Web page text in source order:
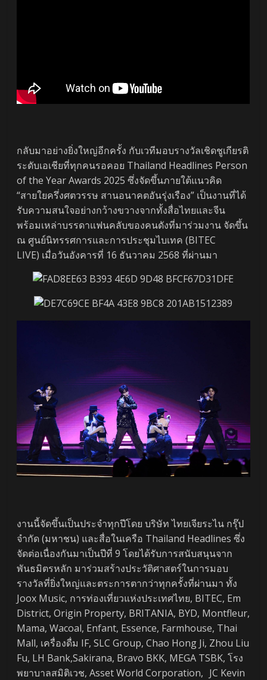
กลับมาอย่างยิ่งใหญ่อีกครั้ง กับเวทีมอบรางวัลเชิดชูเกียรติ
ระดับเอเชียที่ทุกคนรอคอย Thailand Headlines Person
of the Year Awards 2025 ซึ่งจัดขึ้นภายใต้แนวคิด
“สายใยครึ่งศตวรรษ สานอนาคตอันรุ่งเรือง” เป็นงานที่ได้
รับความสนใจอย่างกว้างขวางจากทั้งสื่อไทยและจีน
พร้อมเหล่าบรรดาแฟนคลับของคนดังที่มาร่วมงาน จัดขึ้น
ณ ศูนย์นิทรรศการและการประชุมไบเทค (BITEC
LIVE) เมื่อวันอังคารที่ 16 ธันวาคม 2568 ที่ผ่านมา
งานนี้จัดขึ้นเป็นประจำทุกปีโดย บริษัท ไทยเจียระไน กรุ๊ป
จำกัด (มหาชน) และสื่อในเครือ Thailand Headlines ซึ่ง
จัดต่อเนื่องกันมาเป็นปีที่ 9 โดยได้รับการสนับสนุนจาก
พันธมิตรหลัก มาร่วมสร้างประวัติศาสตร์ในการมอบ
รางวัลที่ยิ่งใหญ่และตระการตากว่าทุกครั้งที่ผ่านมา ทั้ง
Joox Music, การท่องเที่ยวแห่งประเทศไทย, BITEC, Em
District, Origin Property, BRITANIA, BYD, Montfleur,
Mama, Wacoal, Enfant, Essence, Farmhouse, Thai
Mall, เครื่องดื่ม IF, SLC Group, Chao Hong Ji, Zhou Liu
Fu, LH Bank,Sakirana, Bravo BKK, MEGA TSBK, โรง
พยาบาลสมิติเวช, Asset World Corporation, JC Kevin